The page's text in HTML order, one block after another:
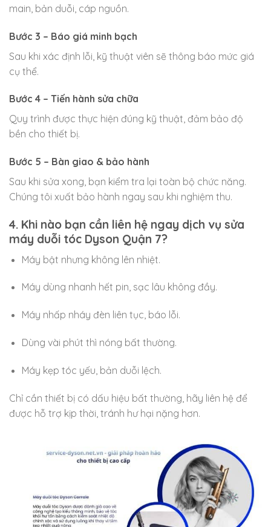
main, bản duỗi, cáp nguồn.
Bước 3 – Báo giá minh bạch
Sau khi xác định lỗi, kỹ thuật viên sẽ thông báo mức giá
cụ thể.
Bước 4 – Tiến hành sửa chữa
Quy trình được thực hiện đúng kỹ thuật, đảm bảo độ
bền cho thiết bị.
Bước 5 – Bàn giao & bảo hành
Sau khi sửa xong, bạn kiểm tra lại toàn bộ chức năng.
Chúng tôi xuất bảo hành ngay sau khi nghiệm thu.
4. Khi nào bạn cần liên hệ ngay dịch vụ sửa
máy duỗi tóc Dyson Quận 7?
Máy bật nhưng không lên nhiệt.
Máy dùng nhanh hết pin, sạc lâu không đầy.
Máy nhấp nháy đèn liên tục, báo lỗi.
Dùng vài phút thì nóng bất thường.
Máy kẹp tóc yếu, bản duỗi lệch.
Chỉ cần thiết bị có dấu hiệu bất thường, hãy liên hệ để
được hỗ trợ kịp thời, tránh hư hại nặng hơn.